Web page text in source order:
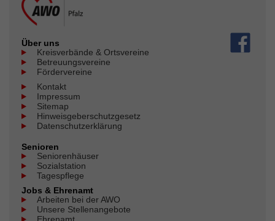
Über uns
Kreisverbände & Ortsvereine
Betreuungsvereine
Fördervereine
Kontakt
Impressum
Sitemap
Hinweisgeberschutzgesetz
Datenschutzerklärung
Senioren
Seniorenhäuser
Sozialstation
Tagespflege
Jobs & Ehrenamt
Arbeiten bei der AWO
Unsere Stellenangebote
Ehrenamt